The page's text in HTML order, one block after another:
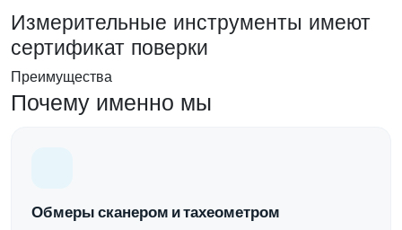
Измерительные инструменты имеют
сертификат поверки
Преимущества
Почему именно мы
Обмеры сканером и тахеометром